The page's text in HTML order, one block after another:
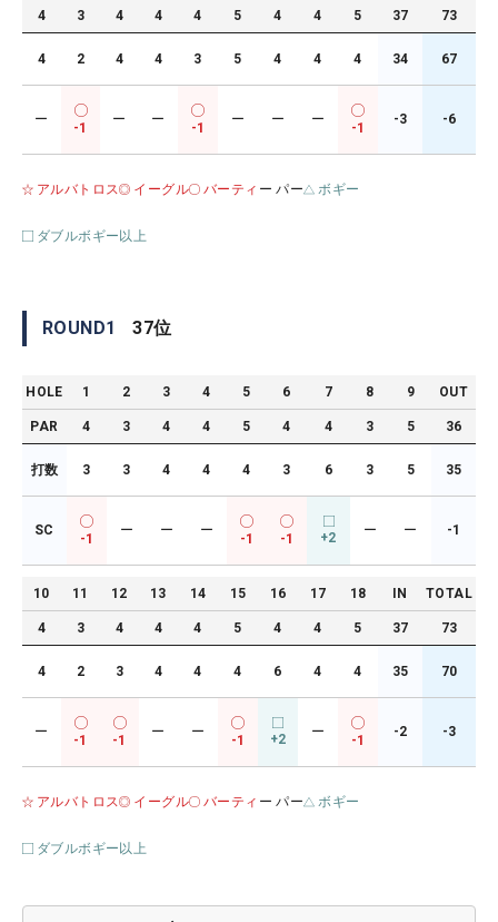
4 3 4 4 4 5 4 4 5 37 73
4 2 4 4 3 5 4 4 4 34 67
ー
-1
ー ー
-1
ー ー ー
-1
-3 -6
アルバトロス イーグル バーティ ー パー ボギー
ダブルボギー以上
ROUND1 37位
HOLE 1 2 3 4 5 6 7 8 9 OUT
PAR 4 3 4 4 5 4 4 3 5 36
打数 3 3 4 4 4 3 6 3 5 35
SC
-1
ー ー ー
-1 -1 +2 ー ー -1
10 11 12 13 14 15 16 17 18 IN TOTAL
4 3 4 4 4 5 4 4 5 37 73
4 2 3 4 4 4 6 4 4 35 70
ー
-1 -1
ー ー
-1 +2 ー
-1
-2 -3
アルバトロス イーグル バーティ ー パー ボギー
ダブルボギー以上